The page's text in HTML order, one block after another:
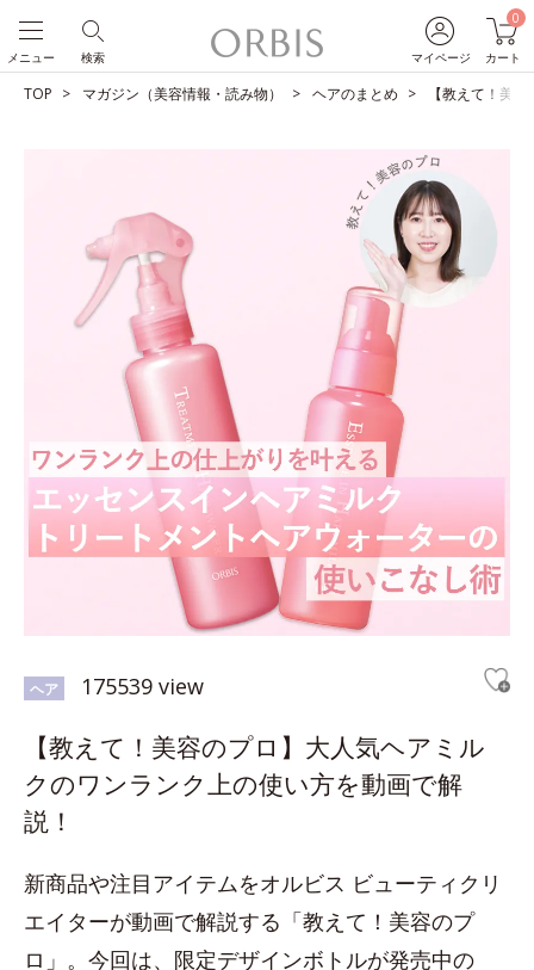
マイページ
0
カート
検索
メニュー
TOP マガジン（美容情報・読み物） ヘアのまとめ 【教えて！美
ヘア 175539 view
【教えて！美容のプロ】大人気ヘアミル
クのワンランク上の使い方を動画で解
説！
新商品や注目アイテムをオルビス ビューティクリ
エイターが動画で解説する「教えて！美容のプ
ロ」。今回は、限定デザインボトルが発売中の